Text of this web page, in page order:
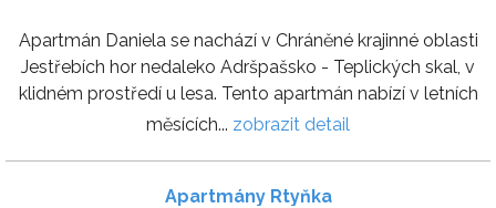
Apartmán Daniela se nachází v Chráněné krajinné oblasti
Jestřebích hor nedaleko Adršpašsko - Teplických skal, v
klidném prostředí u lesa. Tento apartmán nabízí v letních
měsících... zobrazit detail
Apartmány Rtyňka